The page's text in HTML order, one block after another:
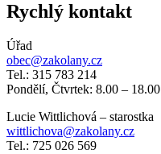
Rychlý kontakt
Úřad
obec@zakolany.cz
Tel.: 315 783 214
Pondělí, Čtvrtek: 8.00 – 18.00
Lucie Wittlichová – starostka
wittlichova@zakolany.cz
Tel.: 725 026 569